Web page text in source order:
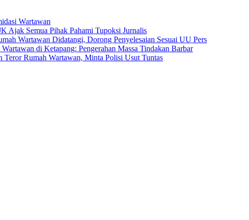
Wartawan
Ajak Semua Pihak Pahami Tupoksi Jurnalis
Wartawan Didatangi, Dorong Penyelesaian Sesuai UU Pers
di Ketapang: Pengerahan Massa Tindakan Barbar
Rumah Wartawan, Minta Polisi Usut Tuntas